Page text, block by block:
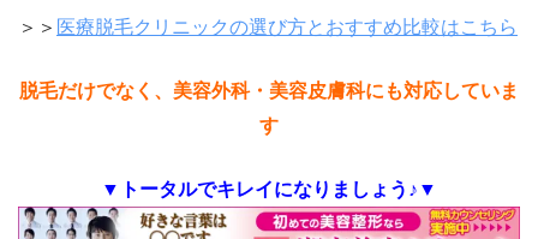
＞＞ 医療脱毛クリニックの選び方とおすすめ比較はこちら
脱毛だけでなく、美容外科・美容皮膚科にも対応していま
す
▼トータルでキレイになりましょう♪▼